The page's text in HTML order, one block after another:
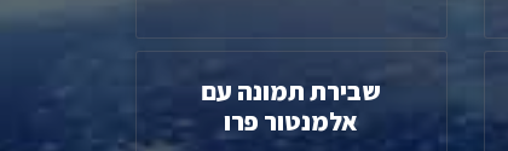
שבירת תמונה עם
אלמנטור פרו